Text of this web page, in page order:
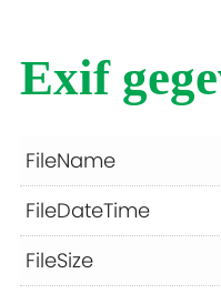
Exif
FileName
FileDateTime
FileSize